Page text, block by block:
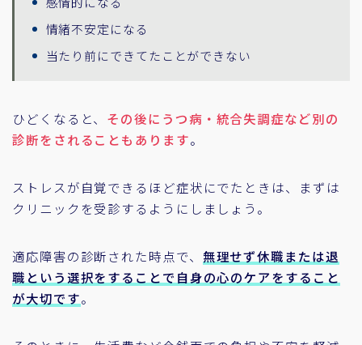
情緒不安定になる
当たり前にできてたことができない
ひどくなると、 その後にうつ病・統合失調症など別の
診断をされることもあります。
ストレスが自覚できるほど症状にでたときは、まずは
クリニックを受診するようにしましょう。
適応障害の診断された時点で、 無理せず休職または退
職という選択をすることで自身の心のケアをすること
が大切です。